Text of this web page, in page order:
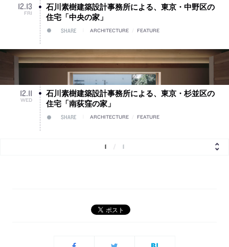
12.13
FRI
石川素樹建築設計事務所による、東京・中野区の
住宅「中央の家」
SHARE ARCHITECTURE FEATURE
12.11
WED
石川素樹建築設計事務所による、東京・杉並区の
住宅「南荻窪の家」
SHARE ARCHITECTURE FEATURE
1 1